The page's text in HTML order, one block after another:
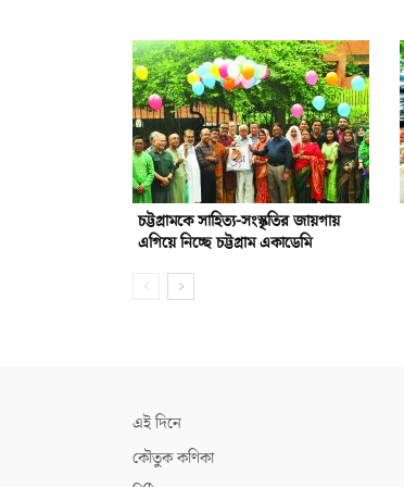
চট্টগ্রামকে সাহিত্য-সংস্কৃতির জায়গায়
এগিয়ে নিচ্ছে চট্টগ্রাম একাডেমি
এই দিনে
কৌতুক কণিকা